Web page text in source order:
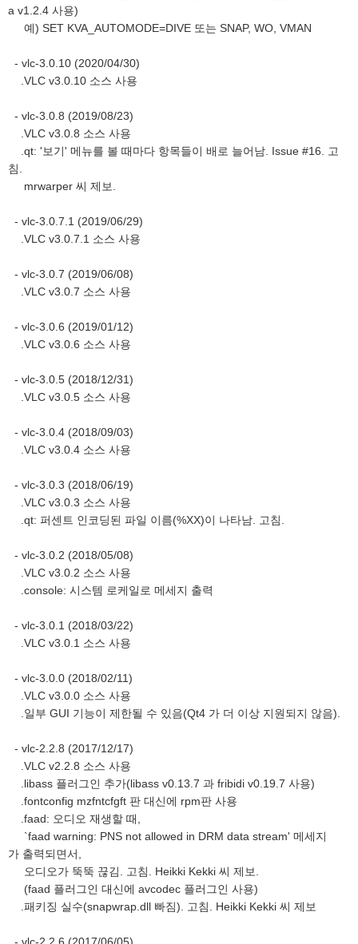
a v1.2.4 사용)
예) SET KVA_AUTOMODE=DIVE 또는 SNAP, WO, VMAN
- vlc-3.0.10 (2020/04/30)
.VLC v3.0.10 소스 사용
- vlc-3.0.8 (2019/08/23)
.VLC v3.0.8 소스 사용
.qt: '보기' 메뉴를 볼 때마다 항목들이 배로 늘어남. Issue #16. 고
침.
mrwarper 씨 제보.
- vlc-3.0.7.1 (2019/06/29)
.VLC v3.0.7.1 소스 사용
- vlc-3.0.7 (2019/06/08)
.VLC v3.0.7 소스 사용
- vlc-3.0.6 (2019/01/12)
.VLC v3.0.6 소스 사용
- vlc-3.0.5 (2018/12/31)
.VLC v3.0.5 소스 사용
- vlc-3.0.4 (2018/09/03)
.VLC v3.0.4 소스 사용
- vlc-3.0.3 (2018/06/19)
.VLC v3.0.3 소스 사용
.qt: 퍼센트 인코딩된 파일 이름(%XX)이 나타남. 고침.
- vlc-3.0.2 (2018/05/08)
.VLC v3.0.2 소스 사용
.console: 시스템 로케일로 메세지 출력
- vlc-3.0.1 (2018/03/22)
.VLC v3.0.1 소스 사용
- vlc-3.0.0 (2018/02/11)
.VLC v3.0.0 소스 사용
.일부 GUI 기능이 제한될 수 있음(Qt4 가 더 이상 지원되지 않음).
- vlc-2.2.8 (2017/12/17)
.VLC v2.2.8 소스 사용
.libass 플러그인 추가(libass v0.13.7 과 fribidi v0.19.7 사용)
.fontconfig mzfntcfgft 판 대신에 rpm판 사용
.faad: 오디오 재생할 때,
`faad warning: PNS not allowed in DRM data stream' 메세지
가 출력되면서,
오디오가 뚝뚝 끊김. 고침. Heikki Kekki 씨 제보.
(faad 플러그인 대신에 avcodec 플러그인 사용)
.패키징 실수(snapwrap.dll 빠짐). 고침. Heikki Kekki 씨 제보